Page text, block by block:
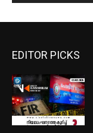
EDITOR PICKS